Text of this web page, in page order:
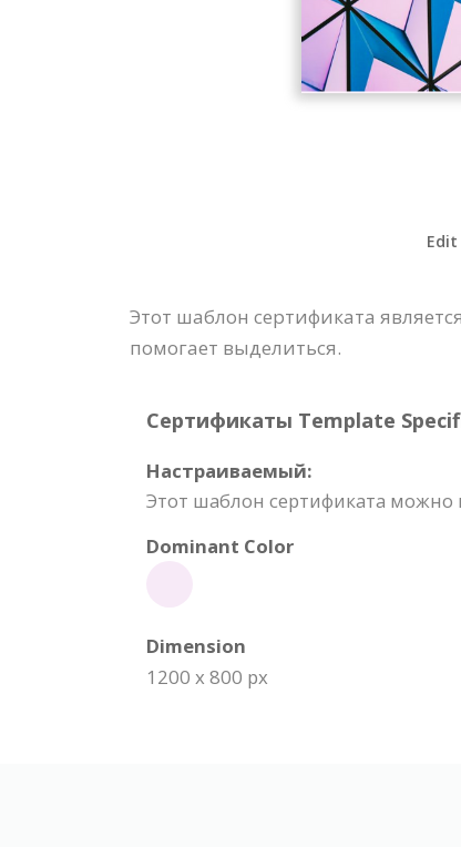
Edit
Этот шаблон сертификата
помогает выделиться.
Сертификаты Template
Настраиваемый:
Этот шаблон сертификата можно
Dominant Color
Dimension
1200 x 800 px